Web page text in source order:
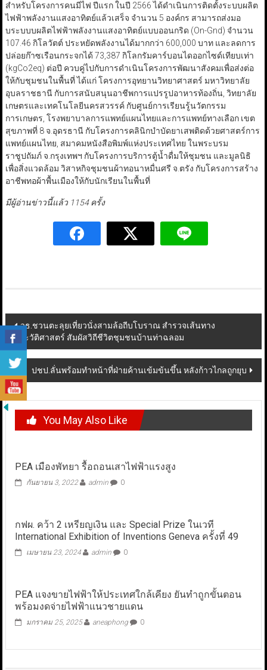
สำหรับโครงการคนมีไฟ ปีแรก ในปี 2566 ได้ดำเนินการติดตั้งระบบผลิต
ไฟฟ้าพลังงานแสงอาทิตย์แล้วเสร็จ จำนวน 5 องค์กร สามารถส่งมอ
บระบบบผลิตไฟฟ้าพลังงานแสงอาทิตย์แบบออนกริด (On-Gnd) จำนวน
107.46 กิโลวัตต์ ประหยัดพลังงานได้มากกว่า 600,000 บาท และลดการ
ปล่อยก๊าซเรือนกระจกได้ 73,387 กิโลกรัมคาร์บอนไดออกไซด์เทียบเท่า
(kgCo2eq) ต่อปี ควบคู่ไปกับการดำเนินโครงการพัฒนาสังคมเพื่อส่งต่อ
ให้กับชุมชนในพื้นที่ ได้แก่ โครงการอุทยานวิทยาศาสตร์ มหาวิทยาลัย
อุบลราชธานี กับการสนับสนุนอาชีพการแปรรูปอาหารท้องถิ่น, วิทยาลัย
เกษตรและเทคโนโลยีนครสวรรค์ กับศูนย์การเรียนรู้นวัตกรรม
การเกษตร, โรงพยาบาลการแพทย์แผนไทยและการแพทย์ทางเลือก เขต
สุขภาพที่ 8 จ.อุดรธานี กับโครงการคลินิกบำบัดยาเสพติดด้วยศาสตร์การ
แพทย์แผนไทย, สมาคมหนังสือพิมพ์แห่งประเทศไทย ในพระบรม
ราชูปถัมภ์ จ.กรุงเทพฯ กับโครงการบริการตู้น้ำดื่มให้ชุมชน และมูลนิธิ
เพื่อสิ่งแวดล้อม วิสาหกิจชุมชนผ้าทอนาหมื่นศรี จ.ตรัง กับโครงการสร้าง
อาชีพทอผ้าพื้นเมืองให้กับนักเรียนในพื้นที่
มีผู้อ่านข่าวนี้แล้ว 1154 ครั้ง
Post
navigation
วธ.ชวนตะลุยเที่ยวนั่งสามล้อถีบโบราณ สำรวจเส้นทาง
ประวัติศาสตร์ สัมผัสวิถีชีวิตชุมชนบ้านท่าฉลอม
ปชป.ลั่นพร้อมทำหน้าที่ฝ่ายค้านเข้มข้นขึ้น หลังก้าวไกลถูกยุบ
You May Also Like
PEA เมืองพัทยา รื้อถอนเสาไฟฟ้าแรงสูง
กันยายน 3, 2022 admin 0
กฟผ. คว้า 2 เหรียญเงิน และ Special Prize ในเวที
International Exhibition of Inventions Geneva ครั้งที่ 49
เมษายน 23, 2024 admin 0
PEA แจงขายไฟฟ้าให้ประเทศใกล้เคียง ยันทำถูกขั้นตอน
พร้อมงดจ่ายไฟฟ้าแนวชายแดน
มกราคม 25, 2025 aneaphong 0